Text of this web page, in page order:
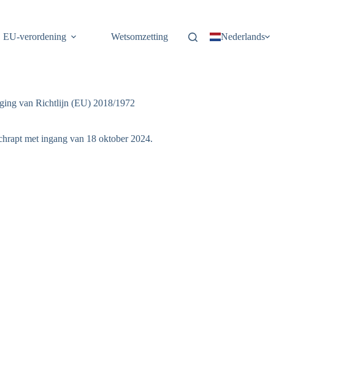
EU-verordening Wetsomzetting Nederlands
van Richtlijn (EU) 2018/1972
met ingang van 18 oktober 2024.